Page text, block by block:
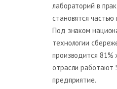
лабораторий в
становятся
Под знаком
технологии
производится 81%
отрасли работают
предприятие.